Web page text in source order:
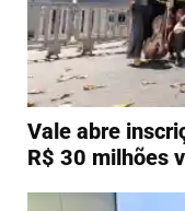
Vale abre
R$ 30 milhões